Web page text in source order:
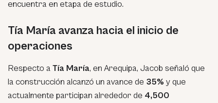
encuentra en etapa de estudio.
Tía María avanza hacia el inicio de
operaciones
Respecto a Tía María, en Arequipa, Jacob señaló que
la construcción alcanzó un avance de 35% y que
actualmente participan alrededor de 4,500